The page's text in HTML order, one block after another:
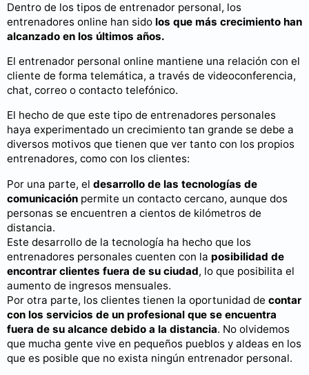
Dentro de los tipos de entrenador personal, los
entrenadores online han sido los que más crecimiento han
alcanzado en los últimos años.
El entrenador personal online mantiene una relación con el
cliente de forma telemática, a través de videoconferencia,
chat, correo o contacto telefónico.
El hecho de que este tipo de entrenadores personales
haya experimentado un crecimiento tan grande se debe a
diversos motivos que tienen que ver tanto con los propios
entrenadores, como con los clientes:
Por una parte, el desarrollo de las tecnologías de
comunicación permite un contacto cercano, aunque dos
personas se encuentren a cientos de kilómetros de
distancia.
Este desarrollo de la tecnología ha hecho que los
entrenadores personales cuenten con la posibilidad de
encontrar clientes fuera de su ciudad, lo que posibilita el
aumento de ingresos mensuales.
Por otra parte, los clientes tienen la oportunidad de contar
con los servicios de un profesional que se encuentra
fuera de su alcance debido a la distancia. No olvidemos
que mucha gente vive en pequeños pueblos y aldeas en los
que es posible que no exista ningún entrenador personal.